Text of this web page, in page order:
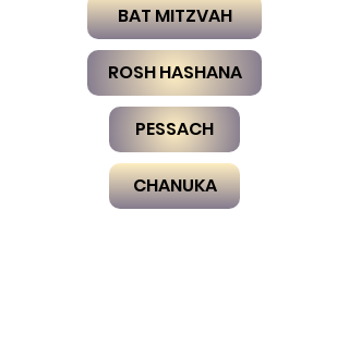
BAT MITZVAH
ROSH HASHANA
PESSACH
CHANUKA